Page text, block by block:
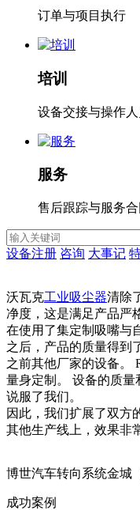
订单与项目执行
培训
设备交接与操作人
服务
售后跟踪与服务合
设备注册 咨询 大事记
沃瓦克工业吸尘器清除
净度，这是满足产品严
在使用了集定制吸嘴与
之后，产品的质量得到
之前其他厂家的设备。
量身定制。 设备的质量
说服了我们。
因此，我们扩展了双方
其他生产线上，效果非
博世汽车转向系统金城
成功案例